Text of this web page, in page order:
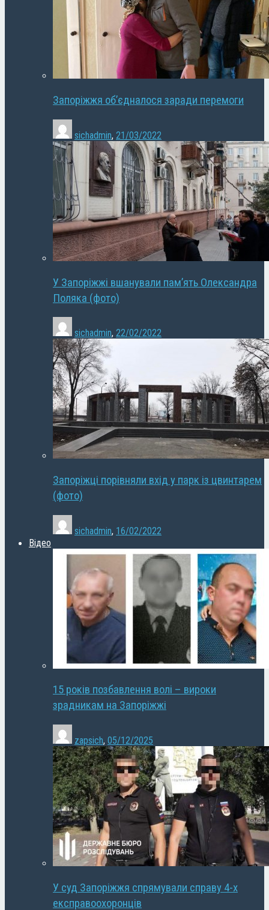
Запоріжжя об’єдналося заради перемоги
sichadmin, 21/03/2022
У Запоріжжі вшанували пам’ять Олександра
Поляка (фото)
sichadmin, 22/02/2022
Запоріжці порівняли вхід у парк із цвинтарем
(фото)
sichadmin, 16/02/2022
Відео
15 років позбавлення волі – вироки
зрадникам на Запоріжжі
zapsich, 05/12/2025
У суд Запоріжжя спрямували справу 4-х
експравоохоронців